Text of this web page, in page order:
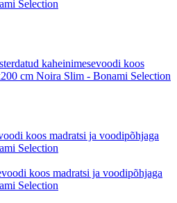
Selection
kaheinimesevoodi koos
cm Noira Slim - Bonami Selection
koos madratsi ja voodipõhjaga
Selection
koos madratsi ja voodipõhjaga
Selection